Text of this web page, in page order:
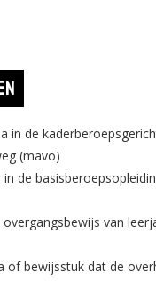
in de
(mavo)
de
van
of bewijsstuk dat de